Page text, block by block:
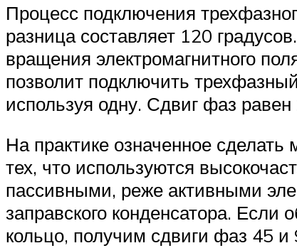
Процесс подключения
разница составляет 120
вращения электромагнитного
позволит подключить
используя одну. Сдвиг фаз равен
На практике означенное
тех, что используются
пассивными, реже активными
заправского конденсатора. Если
кольцо, получим сдвиги фаз 45 и